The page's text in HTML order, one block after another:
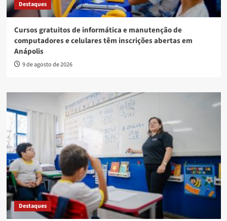
Destaques
Cursos gratuitos de informática e manutenção de
computadores e celulares têm inscrições abertas em
Anápolis
9 de agosto de 2026
Destaques